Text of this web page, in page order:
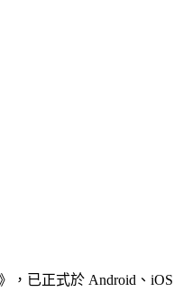
，已正式於 Android、